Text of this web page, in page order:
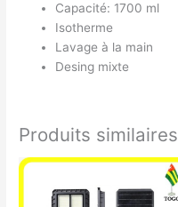
Capacité: 1700 ml
Isotherme
Lavage à la main
Desing mixte
Produits similaires